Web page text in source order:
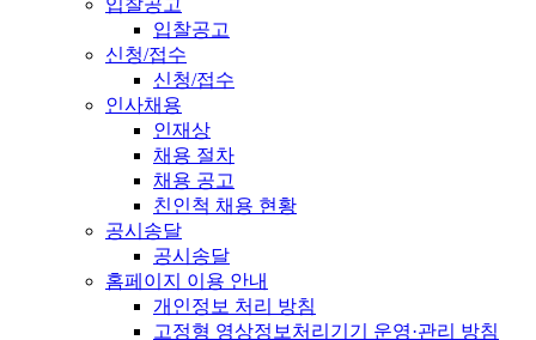
입찰공고
신청/접수
신청/접수
인사채용
인재상
채용 절차
채용 공고
친인척 채용 현황
공시송달
공시송달
홈페이지 이용 안내
개인정보 처리 방침
고정형 영상정보처리기기 운영·관리 방침